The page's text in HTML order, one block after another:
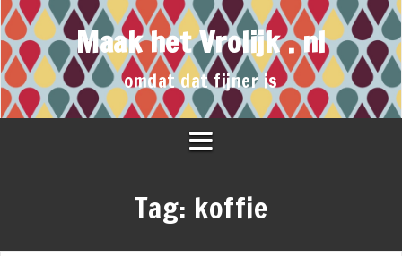
Maak het Vrolijk . nl
omdat dat fijner is
Tag: koffie